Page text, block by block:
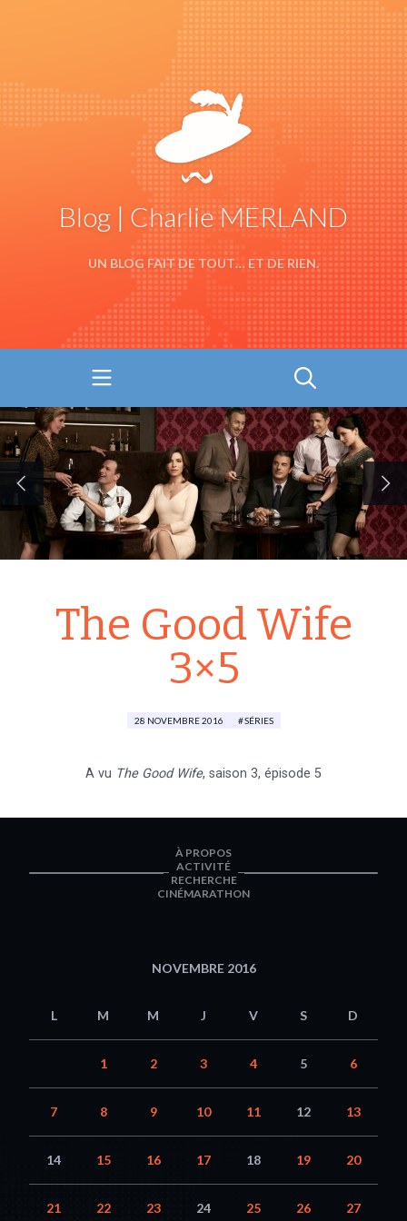
Blog | Charlie MERLAND
UN BLOG FAIT DE TOUT… ET DE RIEN.
The Good Wife
3×5
28 NOVEMBRE 2016 SÉRIES
A vu The Good Wife, saison 3, épisode 5
À PROPOS
ACTIVITÉ
RECHERCHE
CINÉMARATHON
NOVEMBRE 2016
L M M J V S D
1 2 3 4 5 6
7 8 9 10 11 12 13
14 15 16 17 18 19 20
21 22 23 24 25 26 27